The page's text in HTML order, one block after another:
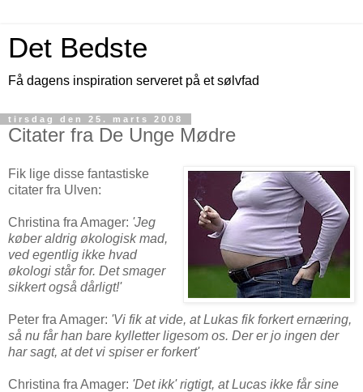
Det Bedste
Få dagens inspiration serveret på et sølvfad
tirsdag den 25. marts 2008
Citater fra De Unge Mødre
Fik lige disse fantastiske
citater fra Ulven:
Christina fra Amager: 'Jeg
køber aldrig økologisk mad,
ved egentlig ikke hvad
økologi står for. Det smager
sikkert også dårligt!'
Peter fra Amager: 'Vi fik at vide, at Lukas fik forkert ernæring,
så nu får han bare kylletter ligesom os. Der er jo ingen der
har sagt, at det vi spiser er forkert'
Christina fra Amager: 'Det ikk' rigtigt, at Lucas ikke får sine